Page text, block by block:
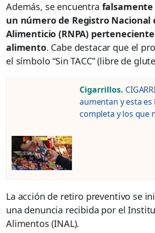
Además, se encuentra
un número de Registro Nacional
Alimenticio (RNPA)
alimento. Cabe destacar que el
el símbolo “Sin TACC” (libre de
Cigarrillos.
aumentan y esta es
completa y los que
La acción de retiro preventivo se
una denuncia recibida por el
Alimentos (INAL).